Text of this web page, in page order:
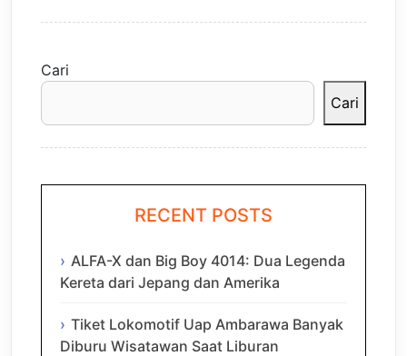
Cari
Cari
RECENT POSTS
ALFA-X dan Big Boy 4014: Dua Legenda
Kereta dari Jepang dan Amerika
Tiket Lokomotif Uap Ambarawa Banyak
Diburu Wisatawan Saat Liburan